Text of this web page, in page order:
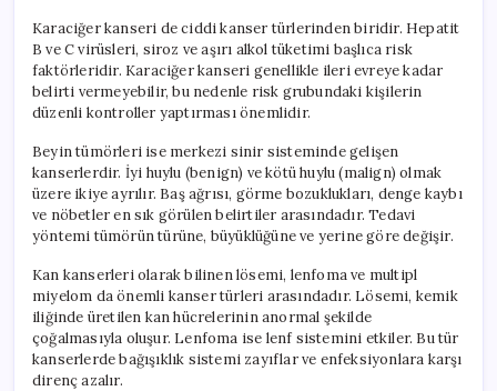
Karaciğer kanseri de ciddi kanser türlerinden biridir. Hepatit
B ve C virüsleri, siroz ve aşırı alkol tüketimi başlıca risk
faktörleridir. Karaciğer kanseri genellikle ileri evreye kadar
belirti vermeyebilir, bu nedenle risk grubundaki kişilerin
düzenli kontroller yaptırması önemlidir.
Beyin tümörleri ise merkezi sinir sisteminde gelişen
kanserlerdir. İyi huylu (benign) ve kötü huylu (malign) olmak
üzere ikiye ayrılır. Baş ağrısı, görme bozuklukları, denge kaybı
ve nöbetler en sık görülen belirtiler arasındadır. Tedavi
yöntemi tümörün türüne, büyüklüğüne ve yerine göre değişir.
Kan kanserleri olarak bilinen lösemi, lenfoma ve multipl
miyelom da önemli kanser türleri arasındadır. Lösemi, kemik
iliğinde üretilen kan hücrelerinin anormal şekilde
çoğalmasıyla oluşur. Lenfoma ise lenf sistemini etkiler. Bu tür
kanserlerde bağışıklık sistemi zayıflar ve enfeksiyonlara karşı
direnç azalır.